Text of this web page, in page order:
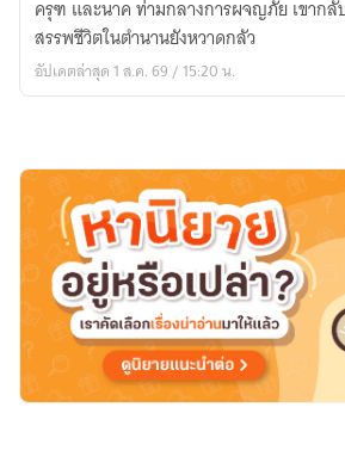
ครุฑ และนาค ท่ามกลางการผจญภัย เขาก
สรรพชีวิตในตำนานยังหวาดกลัว
อัปเดตล่าสุด 1 ส.ค. 69 / 15:20 น.